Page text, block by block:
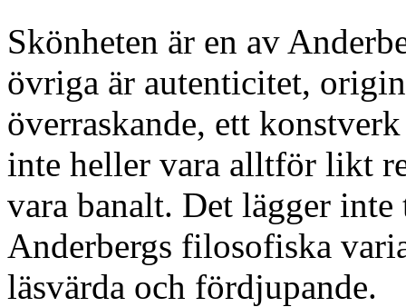
Skönheten är en av
övriga är autenticitet,
överraskande, ett
inte heller vara alltför likt
vara banalt. Det lägger
Anderbergs filosofiska
läsvärda och fördjupande.